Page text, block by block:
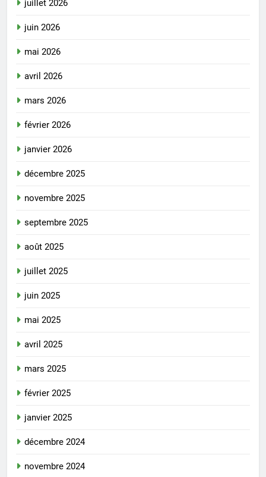
juillet 2026
juin 2026
mai 2026
avril 2026
mars 2026
février 2026
janvier 2026
décembre 2025
novembre 2025
septembre 2025
août 2025
juillet 2025
juin 2025
mai 2025
avril 2025
mars 2025
février 2025
janvier 2025
décembre 2024
novembre 2024